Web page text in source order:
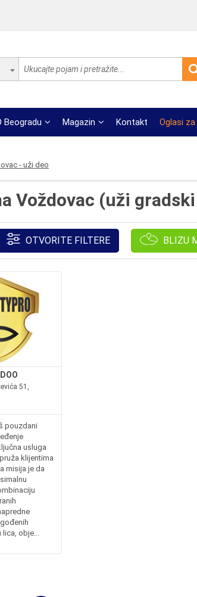
Beogradu Magazin Kontakt Oglasi
- uži deo
Voždovac (uži
OTVORITE FILTERE BLIZU
51,
pouzdani
usluga
klijentima
misija je da
lica, obje...